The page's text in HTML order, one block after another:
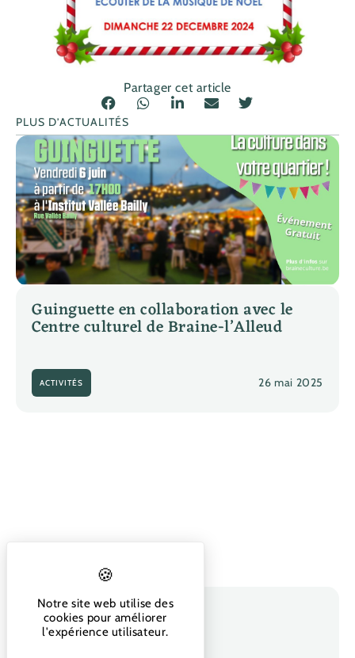
Partager cet article
PLUS D’ACTUALITÉS
Guinguette en collaboration avec le
Centre culturel de Braine-l’Alleud
ACTIVITÉS 26 mai 2025
M@rcel Pas
Notre site web utilise des
cookies pour améliorer
l'expérience utilisateur.